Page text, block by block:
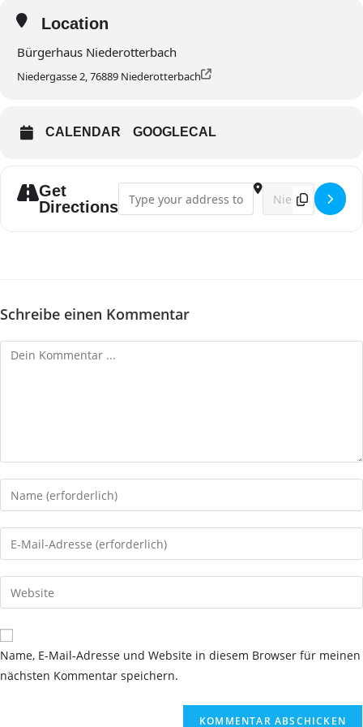
Location
Bürgerhaus Niederotterbach
Niedergasse 2, 76889 Niederotterbach
CALENDAR GOOGLECAL
Get
Directions
Address - Singstunde [] Destination
Schreibe einen Kommentar
Kommentieren
Gib
deinen
Namen
oder
zum
Kommentieren
ein
Gib
deine
E-
Mail-
zum
Kommentieren
ein
Gib
deine
Website-
URL
Name, E-Mail-Adresse und Website in diesem Browser für meinen
nächsten Kommentar speichern.